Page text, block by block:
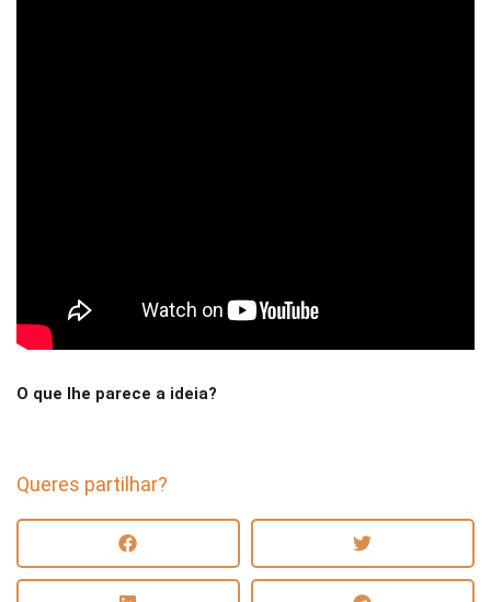
O que lhe parece a ideia?
Queres partilhar?